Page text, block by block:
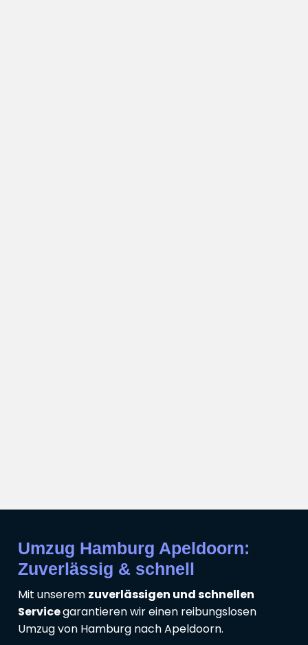
Umzug Hamburg Apeldoorn:
Zuverlässig & schnell
Mit unserem zuverlässigen und schnellen
Servicegarantieren wir einen reibungslosen
Umzug von Hamburg nach Apeldoorn.